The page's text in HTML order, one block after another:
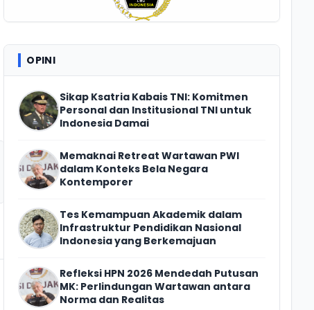
OPINI
Sikap Ksatria Kabais TNI: Komitmen
Personal dan Institusional TNI untuk
Indonesia Damai
Memaknai Retreat Wartawan PWI
dalam Konteks Bela Negara
Kontemporer
Tes Kemampuan Akademik dalam
Infrastruktur Pendidikan Nasional
Indonesia yang Berkemajuan
Refleksi HPN 2026 Mendedah Putusan
MK: Perlindungan Wartawan antara
Norma dan Realitas